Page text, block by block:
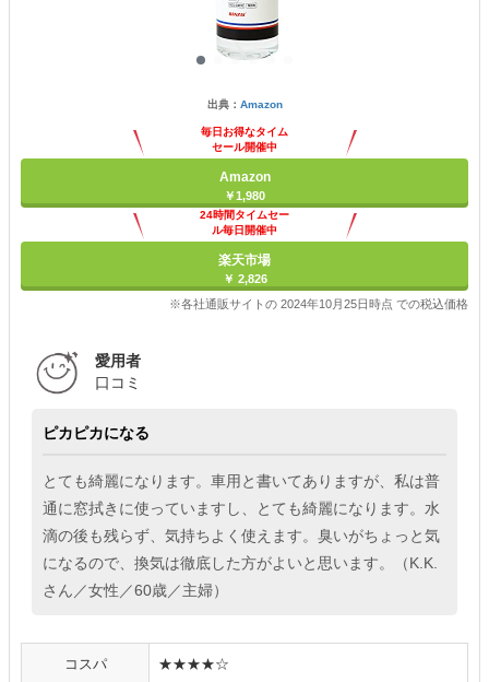
出典： Amazon
毎日お得なタイム
セール開催中
Amazon
￥1,980
24時間タイムセー
ル毎日開催中
楽天市場
￥ 2,826
※各社通販サイトの 2024年10月25日時点 での税込価格
愛用者
口コミ
ピカピカになる
とても綺麗になります。車用と書いてありますが、私は普
通に窓拭きに使っていますし、とても綺麗になります。水
滴の後も残らず、気持ちよく使えます。臭いがちょっと気
になるので、換気は徹底した方がよいと思います。（K.K.
さん／女性／60歳／主婦）
コスパ ★★★★☆